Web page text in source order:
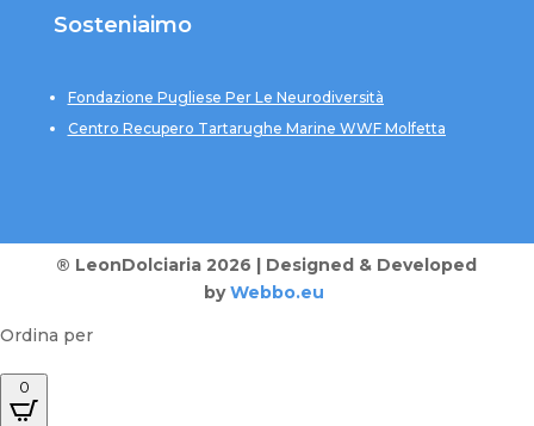
Sosteniaimo
Fondazione Pugliese Per Le Neurodiversità
Centro Recupero Tartarughe Marine WWF Molfetta
® LeonDolciaria 2026 | Designed & Developed
by Webbo.eu
Ordina per
0